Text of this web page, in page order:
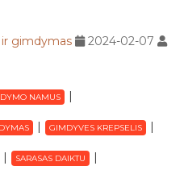
gimdymas
2024-02-07
NAMUS
GIMDYVES KREPSELIS
SARASAS DAIKTU